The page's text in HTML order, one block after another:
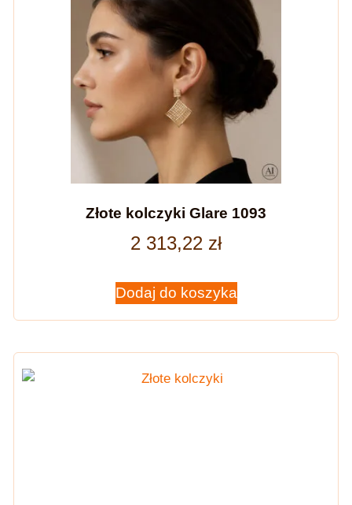
Złote kolczyki Glare 1093
2 313,22 zł
Dodaj do koszyka